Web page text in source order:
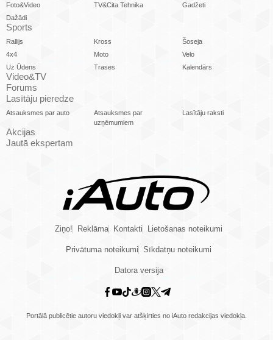
Foto&Video
TV&Cita Tehnika
Gadžeti
Dažādi
Sports
Rallijs Kross
Šoseja
4x4
Moto
Velo
Uz Ūdens
Trases Kalendārs
Video&TV
Forums
Lasītāju pieredze
Atsauksmes par auto
Atsauksmes par
uzņēmumiem
Lasītāju raksti
Akcijas
Jautā ekspertam
Ziņo! Reklāma Kontakti Lietošanas noteikumi
Privātuma noteikumi Sīkdatņu noteikumi
Datora versija
Portālā publicētie autoru viedokļi var atšķirties no iAuto redakcijas viedokļa.